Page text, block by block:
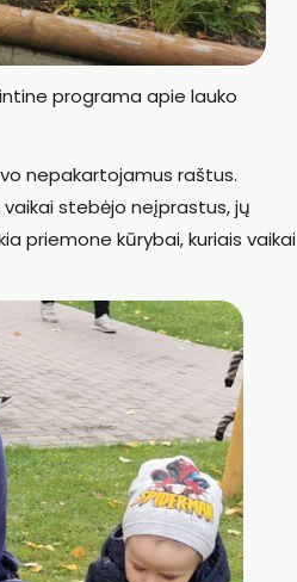
programa apie lauko
nepakartojamus raštus.
stebėjo neįprastus, jų
priemone kūrybai, kuriais vaikai